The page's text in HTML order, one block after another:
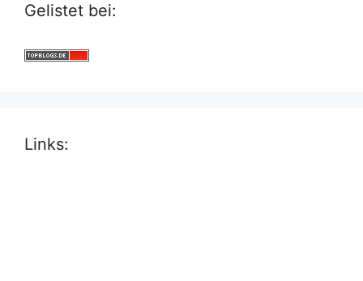
Gelistet bei:
Links: